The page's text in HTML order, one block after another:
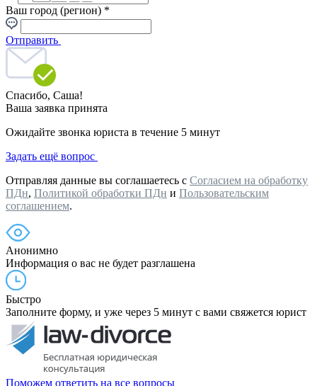
Ваш город (регион) *
Отправить
Спасибо, Саша!
Ваша заявка принята
Ожидайте звонка юриста в течение 5 минут
Задать ещё вопрос
Отправляя данные вы соглашаетесь с Согласием на обработку
ПДн, Политикой обработки ПДн и Пользовательским
соглашением.
Анонимно
Информация о вас не будет разглашена
Быстро
Заполните форму, и уже через 5 минут с вами свяжется юрист
Поможем ответить на все вопросы